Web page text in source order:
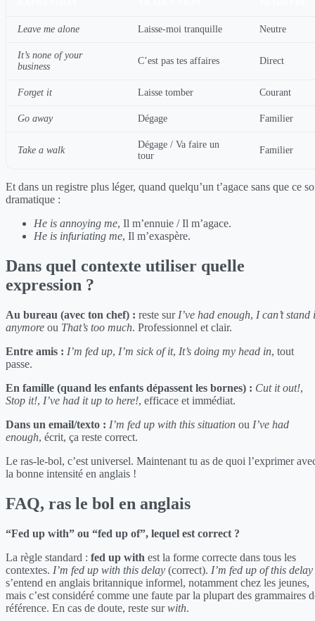
Leave me alone Laisse-moi tranquille Neutre
It’s none of your
business
C’est pas tes affaires Direct
Forget it Laisse tomber Courant
Go away Dégage Familier
Take a walk
Dégage / Va faire un
tour
Familier
Et dans un registre plus léger, quand quelqu’un t’agace sans que ce
dramatique :
He is annoying me, Il m’ennuie / Il m’agace.
He is infuriating me, Il m’exaspère.
Dans quel contexte utiliser quelle
expression ?
Au bureau (avec ton chef) : reste sur I’ve had enough, I can’t stand
anymore ou That’s too much. Professionnel et clair.
Entre amis : I’m fed up, I’m sick of it, It’s doing my head in, tout
passe.
En famille (quand les enfants dépassent les bornes) : Cut it out!,
Stop it!, I’ve had it up to here!, efficace et immédiat.
Dans un email/texto : I’m fed up with this situation ou I’ve had
enough, écrit, ça reste correct.
Le ras-le-bol, c’est universel. Maintenant tu as de quoi l’exprimer
la bonne intensité en anglais !
FAQ, ras le bol en anglais
“Fed up with” ou “fed up of”, lequel est correct ?
La règle standard : fed up with est la forme correcte dans tous les
contextes. I’m fed up with this delay (correct). I’m fed up of this delay
s’entend en anglais britannique informel, notamment chez les jeunes,
mais c’est considéré comme une faute par la plupart des grammaires
référence. En cas de doute, reste surwith.